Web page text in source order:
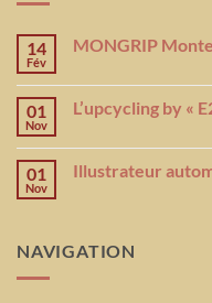
14
Fév
MONGRIP
01
Nov
L’upcycling by «
01
Nov
Illustrateur
NAVIGATION